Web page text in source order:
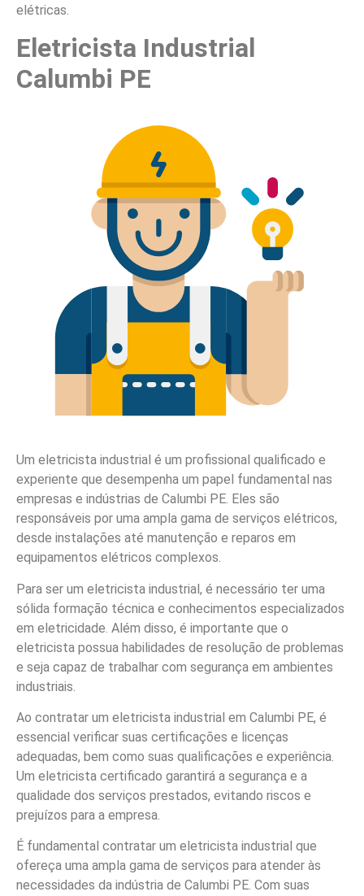
elétricas.
Eletricista Industrial
Calumbi PE
Um eletricista industrial é um profissional qualificado e
experiente que desempenha um papel fundamental nas
empresas e indústrias de Calumbi PE. Eles são
responsáveis por uma ampla gama de serviços elétricos,
desde instalações até manutenção e reparos em
equipamentos elétricos complexos.
Para ser um eletricista industrial, é necessário ter uma
sólida formação técnica e conhecimentos especializados
em eletricidade. Além disso, é importante que o
eletricista possua habilidades de resolução de problemas
e seja capaz de trabalhar com segurança em ambientes
industriais.
Ao contratar um eletricista industrial em Calumbi PE, é
essencial verificar suas certificações e licenças
adequadas, bem como suas qualificações e experiência.
Um eletricista certificado garantirá a segurança e a
qualidade dos serviços prestados, evitando riscos e
prejuízos para a empresa.
É fundamental contratar um eletricista industrial que
ofereça uma ampla gama de serviços para atender às
necessidades da indústria de Calumbi PE. Com suas